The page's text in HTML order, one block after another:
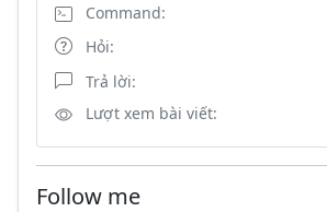
Command:
Hỏi:
Trả lời:
Lượt xem bài viết:
Follow me